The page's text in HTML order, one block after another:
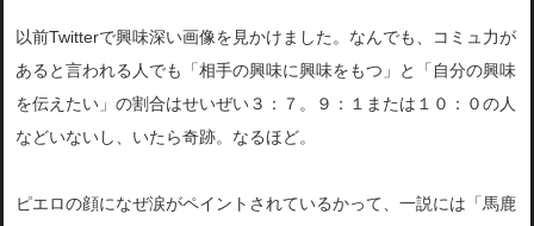
以前Twitterで興味深い画像を見かけました。なんでも、コミュ力が
あると言われる人でも「相手の興味に興味をもつ」と「自分の興味
を伝えたい」の割合はせいぜい３：７。９：１または１０：０の人
などいないし、いたら奇跡。なるほど。
ピエロの顔になぜ涙がペイントされているかって、一説には「馬鹿